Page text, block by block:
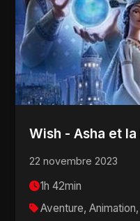
Wish - Asha et
22 novembre 2023
1h 42min
Aventure,